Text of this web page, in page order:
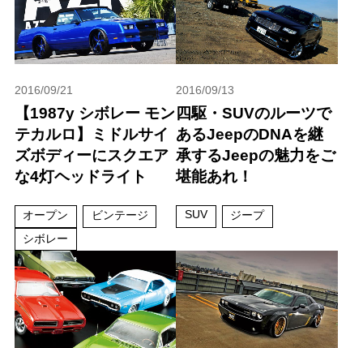
2016/09/21
【1987y シボレー モン
テカルロ】ミドルサイ
ズボディーにスクエア
な4灯ヘッドライト
オープン
ビンテージ
シボレー
2016/09/13
四駆・SUVのルーツで
あるJeepのDNAを継
承するJeepの魅力をご
堪能あれ！
SUV ジープ